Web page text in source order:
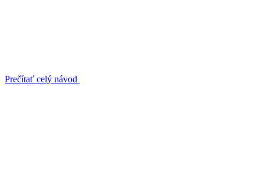
Prečítať celý návod